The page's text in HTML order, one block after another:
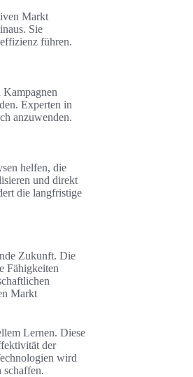
Markt
Sie
führen.
Kampagnen
Experten in
anzuwenden.
helfen, die
und direkt
die langfristige
Zukunft. Die
Fähigkeiten
Markt
Lernen. Diese
der
wird